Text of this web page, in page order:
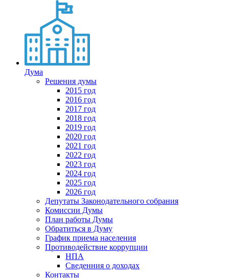
Дума
Решения думы
2015 год
2016 год
2017 год
2018 год
2019 год
2020 год
2021 год
2022 год
2023 год
2024 год
2025 год
2026 год
Депутаты Законодательного собрания
Комиссии Думы
План работы Думы
Обратиться в Думу
График приема населения
Противодействие коррупции
НПА
Сведенния о доходах
Контакты